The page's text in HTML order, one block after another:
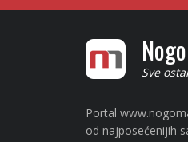
Sve
Portal
od najposećenijih